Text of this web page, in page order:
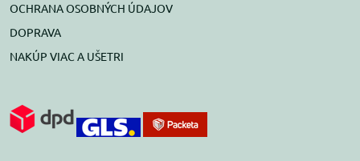
OCHRANA OSOBNÝCH ÚDAJOV
DOPRAVA
NAKÚP VIAC A UŠETRI